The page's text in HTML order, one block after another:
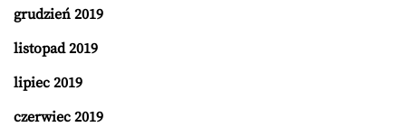
grudzień 2019
listopad 2019
lipiec 2019
czerwiec 2019